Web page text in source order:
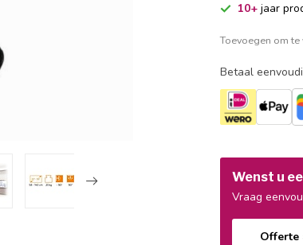
10+ jaar
Toevoegen om te
Betaal
Wenst u
Vraag
Offerte